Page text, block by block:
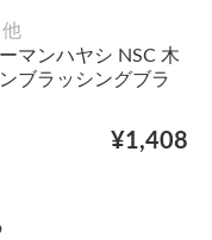
ーマンハヤシ NSC 木
ブラッシングブラ
¥1,408